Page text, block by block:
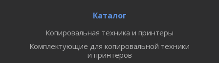
Каталог
Копировальная техника и принтеры
Комплектующие для копировальной техники
и принтеров